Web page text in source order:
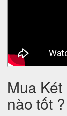
Mua
nào tốt ?